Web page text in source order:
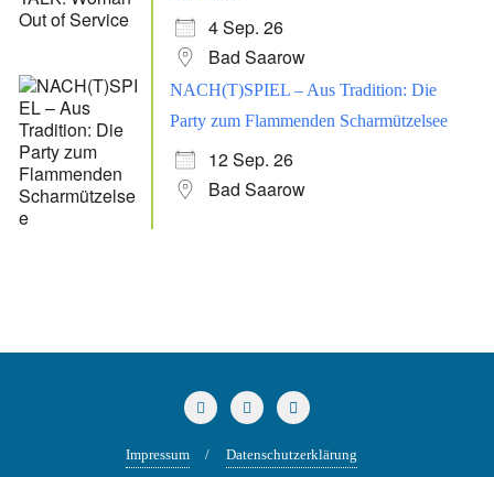
4 Sep. 26
Bad Saarow
NACH(T)SPIEL – Aus Tradition: Die
Party zum Flammenden Scharmützelsee
12 Sep. 26
Bad Saarow
Impressum Datenschutzerklärung